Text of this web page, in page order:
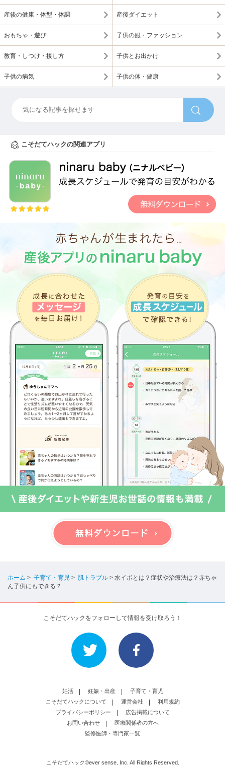
産後の健康・体型・体調 産後ダイエット
おもちゃ・遊び 子供の服・ファッション
教育・しつけ・接し方 子供とお出かけ
子供の病気 子供の体・健康
こそだてハックの関連アプリ
ホーム > 子育て・育児 > 肌トラブル > 水イボとは？症状や治療法は？赤ちゃ
ん子供にもできる？
こそだてハックをフォローして情報を受け取ろう！
妊活 妊娠・出産
子育て・育児
こそだてハックについて
運営会社
利用規約
プライバシーポリシー
広告掲載について
お問い合わせ
医療関係者の方へ
監修医師・専門家一覧
こそだてハック©ever sense, Inc. All Rights Reserved.